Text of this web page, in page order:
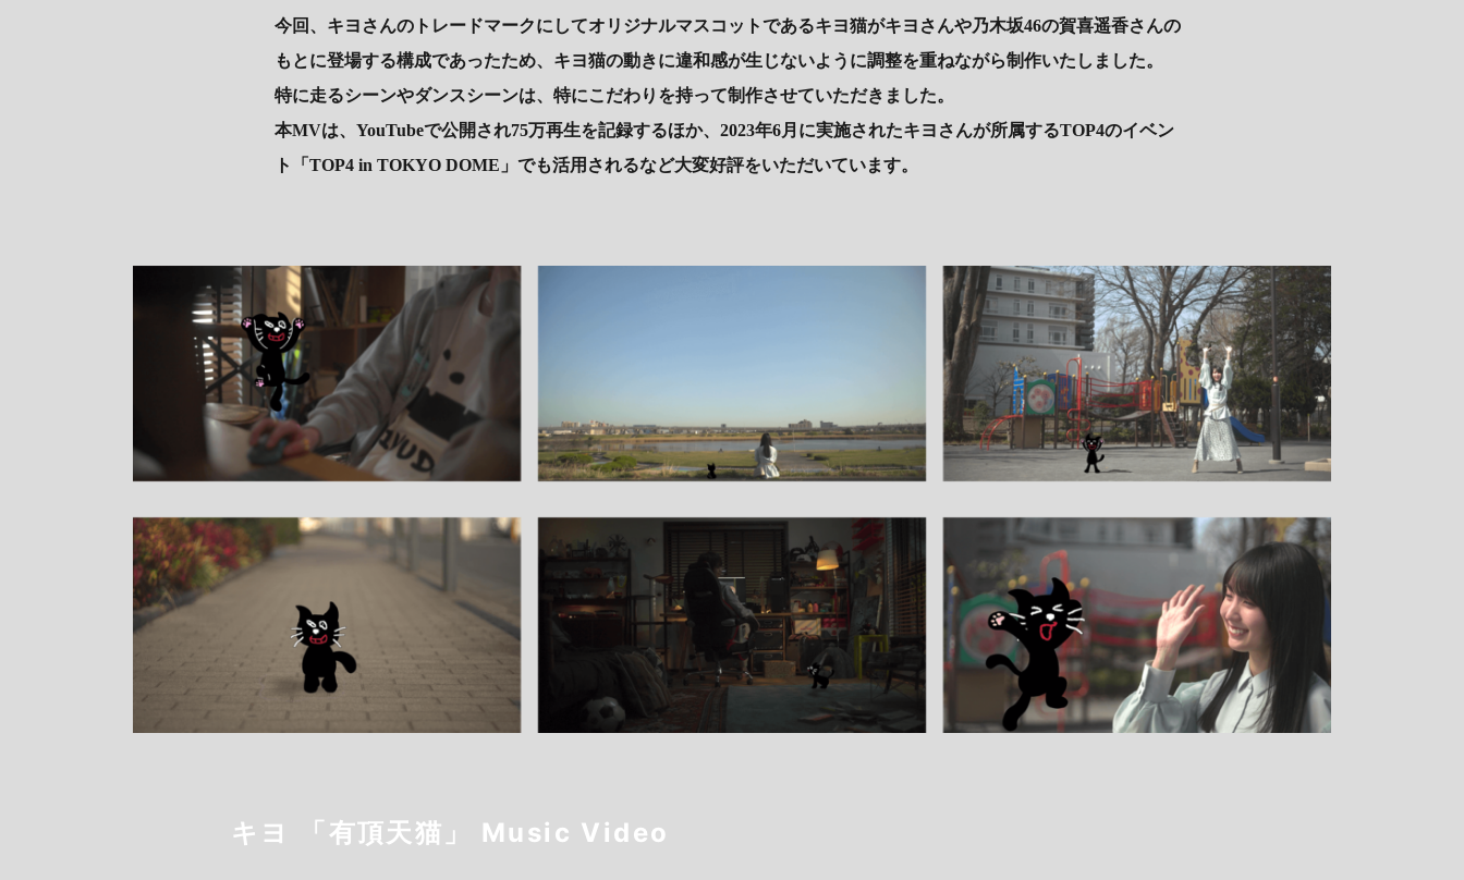
今回、キヨさんのトレードマークにしてオリジナルマスコットであるキヨ猫がキヨさんや乃木坂46の賀喜遥香さんの
もとに登場する構成であったため、キヨ猫の動きに違和感が生じないように調整を重ねながら制作いたしました。
特に走るシーンやダンスシーンは、特にこだわりを持って制作させていただきました。
本MVは、YouTubeで公開され75万再生を記録するほか、2023年6月に実施されたキヨさんが所属するTOP4のイベン
ト「TOP4 in TOKYO DOME」でも活用されるなど大変好評をいただいています。
キヨ 「有頂天猫」 Music Video